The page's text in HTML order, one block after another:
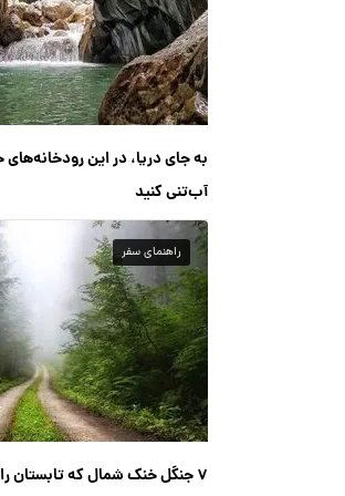
به جای دریا، در این
آب‌تنی کنید
راهنمای سفر
۷ جنگل خنک شمال که تابستان